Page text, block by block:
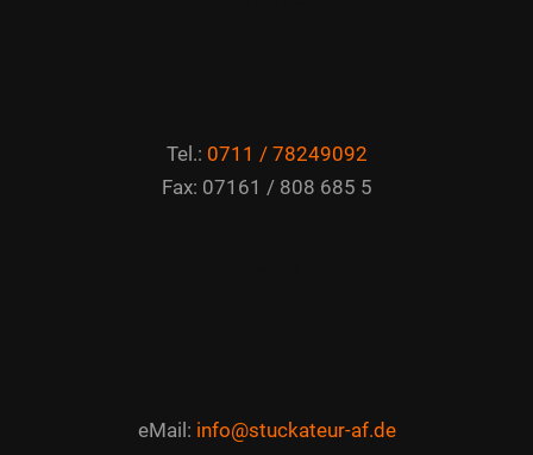
Tel.: 0711 / 78249092
Fax: 07161 / 808 685 5
eMail: info@stuckateur-af.de